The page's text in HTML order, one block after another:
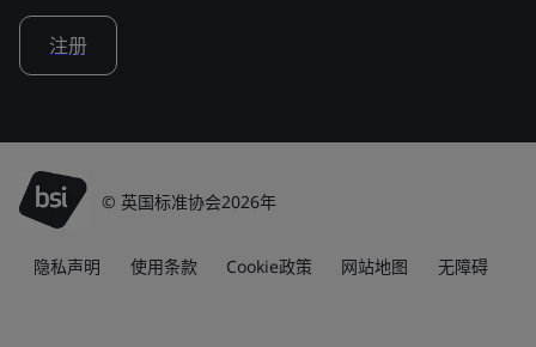
注册
© 英国标准协会2026年
隐私声明 使用条款 Cookie政策 网站地图 无障碍